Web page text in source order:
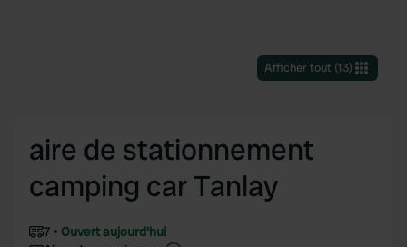
Afficher tout(13)
aire de stationnement
camping car Tanlay
7
Ouvert aujourd'hui